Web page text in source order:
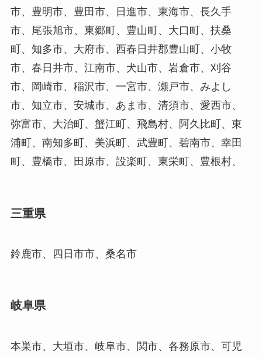
市、豊明市、豊田市、日進市、東海市、長久手
市、尾張旭市、東郷町、豊山町、大口町、扶桑
町、知多市、大府市、西春日井郡豊山町、小牧
市、春日井市、江南市、犬山市、岩倉市、刈谷
市、岡崎市、稲沢市、一宮市、瀬戸市、みよし
市、知立市、安城市、あま市、清須市、愛西市、
弥富市、大治町、蟹江町、飛島村、阿久比町、東
浦町、南知多町、美浜町、武豊町、碧南市、幸田
町、豊橋市、田原市、設楽町、東栄町、豊根村、
三重県
鈴鹿市、四日市市、桑名市
岐阜県
本巣市、大垣市、岐阜市、関市、各務原市、可児